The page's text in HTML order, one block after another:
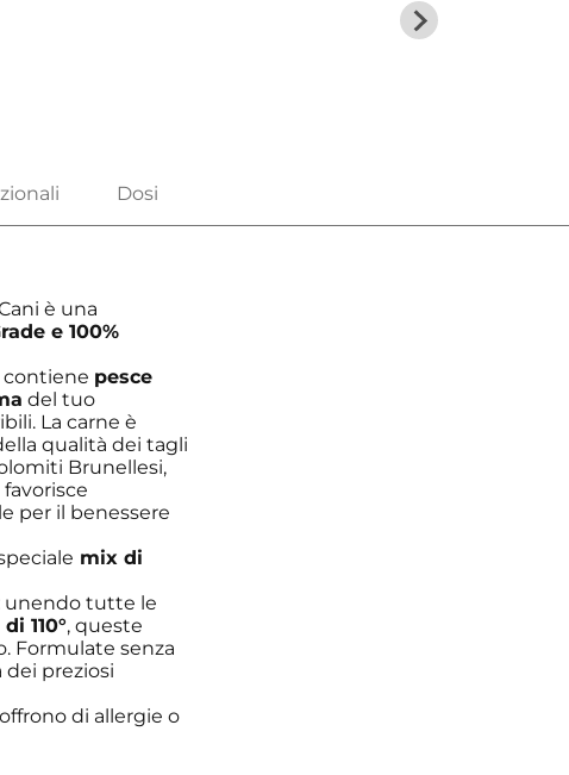
è una
e 100%
contiene pesce
del tuo
La carne è
qualità dei tagli
Brunellesi,
per il benessere
mix di
unendo tutte le
110°, queste
Formulate senza
dei preziosi
di allergie o